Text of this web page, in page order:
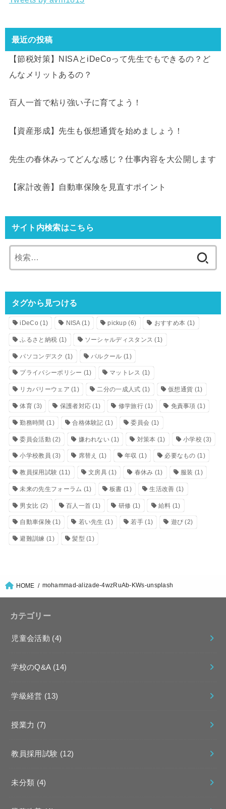
最近の投稿
【節税対策】NISAとiDeCoって先生でもできるの？ど
んなメリットあるの？
百人一首で粘り強い子に育てよう！
【資産形成】先生も仮想通貨を始めましょう！
先生の春休みってどんな感じ？仕事内容を大公開します
【家計改善】自動車保険を見直すポイント
サイト内検索はこちら
索:
タグから見つける
iDeCo (1) NISA(1) pickup (6) おすすめ本 (1)
ふるさと納税 (1) ソーシャルディスタンス (1)
パソコンデスク (1) パルクール (1)
プライバシーポリシー (1) マットレス (1)
リカバリーウェア (1) 二分の一成人式 (1) 仮想通貨 (1)
体育 (3) 保護者対応 (1) 修学旅行(1) 免責事項 (1)
勤務時間 (1) 合格体験記 (1) 委員会 (1)
委員会活動(2) 嫌われない (1) 対策本 (1) 小学校 (3)
小学校教員 (3) 席替え (1) 年収 (1) 必要なもの (1)
教員採用試験 (11) 文房具 (1) 春休み (1) 服装 (1)
未来の先生フォーラム (1) 板書 (1) 生活改善 (1)
男女比 (2) 百人一首 (1) 研修 (1) 給料 (1)
自動車保険(1) 若い先生 (1) 若手(1) 遊び (2)
避難訓練 (1) 髪型 (1)
HOME mohammad-alizade-4wzRuAb-KWs-unsplash
カテゴリー
児童会活動 (4)
学校のQ&A (14)
学級経営 (13)
授業力 (7)
教員採用試験 (12)
未分類 (4)